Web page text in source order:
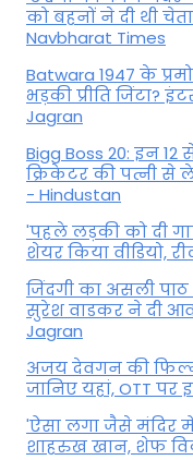
को बहनों ने दी थी
Navbharat Times
Batwara 1947 के
भड़की प्रीति जिंटा?
Jagran
Bigg Boss 20: इन
क्रिकेटर की पत्नी से
- Hindustan
'पहले लड़की को दी
शेयर किया वीडियो,
जिंदगी का असली पाठ
सुरेश वाडकर ने दी
Jagran
अजय देवगन की फिल्म
जानिए यहां, OTT पर
'ऐसा लगा जैसे मंदिर
शाहरुख खान, शेफ